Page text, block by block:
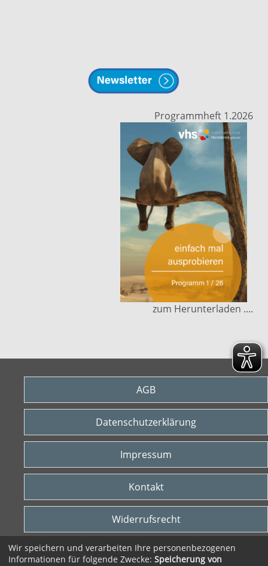
Programmheft 1.2026
zum Herunterladen ....
AGB
Datenschutzerklärung
Impressum
Kontakt
Widerrufsrecht
Vertrag widerrufen
Wir speichern und verarbeiten Ihre personenbezogenen
Informationen für folgende Zwecke: Speicherung von